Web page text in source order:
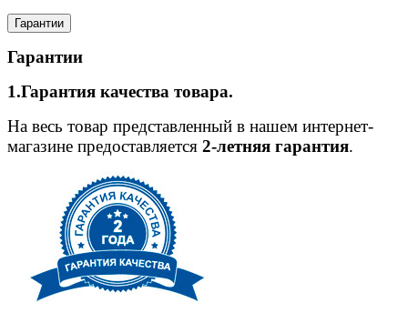
Гарантии
Гарантии
1.Гарантия качества товара.
На весь товар представленный в нашем интернет-
магазине предоставляется 2-летняя гарантия.